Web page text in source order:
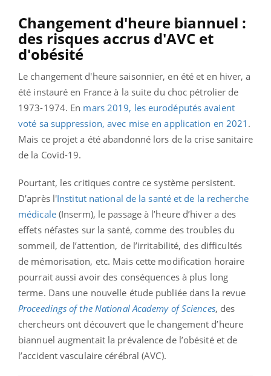
Changement d'heure biannuel :
des risques accrus d'AVC et
d'obésité
Le changement d'heure saisonnier, en été et en hiver, a
été instauré en France à la suite du choc pétrolier de
1973-1974. En mars 2019, les eurodéputés avaient
voté sa suppression, avec mise en application en 2021 .
Mais ce projet a été abandonné lors de la crise sanitaire
de la Covid-19.
Pourtant, les critiques contre ce système persistent.
D’après l'Institut national de la santé et de la recherche
médicale(Inserm), le passage à l’heure d’hiver a des
effets néfastes sur la santé, comme des troubles du
sommeil, de l’attention, de l’irritabilité, des difficultés
de mémorisation, etc. Mais cette modification horaire
pourrait aussi avoir des conséquences à plus long
terme. Dans une nouvelle étude publiée dans la revue
Proceedings of the National Academy of Sciences, des
chercheurs ont découvert que le changement d’heure
biannuel augmentait la prévalence de l’obésité et de
l’accident vasculaire cérébral (AVC).